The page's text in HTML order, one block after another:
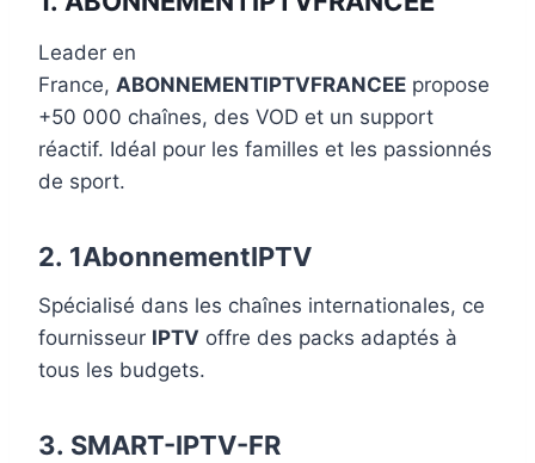
Leader en
France, ABONNEMENTIPTVFRANCEE propose
+50 000 chaînes, des VOD et un support
réactif. Idéal pour les familles et les passionnés
de sport.
2. 1AbonnementIPTV
Spécialisé dans les chaînes internationales, ce
fournisseur IPTV offre des packs adaptés à
tous les budgets.
3. SMART-IPTV-FR